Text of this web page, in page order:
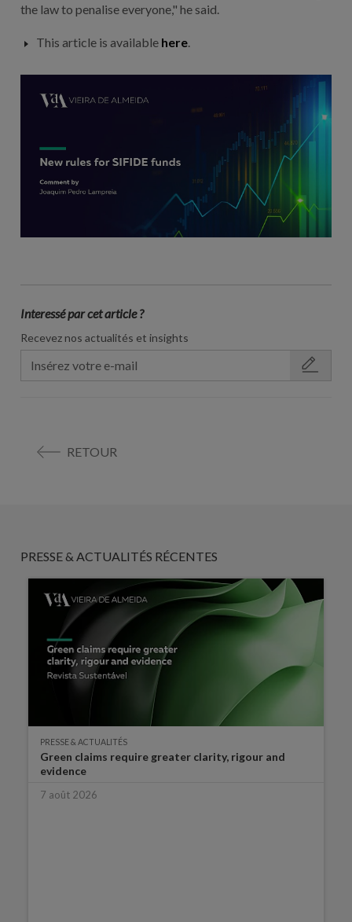
the law to penalise everyone," he said.
This article is available here.
Interessé par cet article ?
Recevez nos actualités et insights
RETOUR
PRESSE & ACTUALITÉS RÉCENTES
PRESSE & ACTUALITÉS
Green claims require greater clarity, rigour and
evidence
7 août 2026